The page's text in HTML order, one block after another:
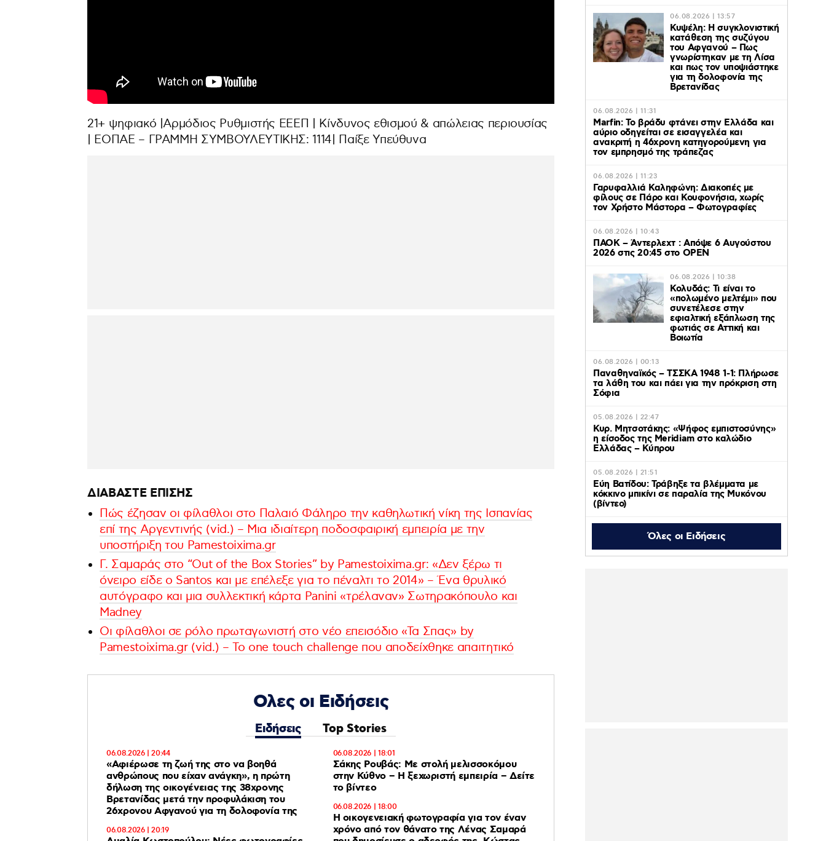
21+ ψηφιακό |Αρμόδιος Ρυθμιστής ΕΕΕΠ | Κίνδυνος εθισμού & απώλειας περιουσίας
| ΕΟΠΑΕ – ΓΡΑΜΜΗ ΣΥΜΒΟΥΛΕΥΤΙΚΗΣ: 1114| Παίξε Υπεύθυνα
ΔΙΑΒΑΣΤΕ ΕΠΙΣΗΣ
Πώς έζησαν οι φίλαθλοι στο Παλαιό Φάληρο την καθηλωτική νίκη της Ισπανίας
επί της Αργεντινής (vid.) – Μια ιδιαίτερη ποδοσφαιρική εμπειρία με την
υποστήριξη του Pamestoixima.gr
Γ. Σαμαράς στο “Out of the Box Stories” by Pamestoixima.gr: «Δεν ξέρω τι
όνειρο είδε ο Santos και με επέλεξε για το πέναλτι το 2014» – Ένα θρυλικό
αυτόγραφο και μια συλλεκτική κάρτα Panini «τρέλαναν» Σωτηρακόπουλο και
Madney
Οι φίλαθλοι σε ρόλο πρωταγωνιστή στο νέο επεισόδιο «Τα Σπας» by
Pamestoixima.gr (vid.) – Το one touch challenge που αποδείχθηκε απαιτητικό
Ολες οι Ειδήσεις
Ειδήσεις Top Stories
06.08.2026 | 20:44
«Αφιέρωσε τη ζωή της στο να βοηθά
ανθρώπους που είχαν ανάγκη», η πρώτη
δήλωση της οικογένειας της 38χρονης
Βρετανίδας μετά την προφυλάκιση του
26χρονου Αφγανού για τη δολοφονία της
06.08.2026 | 20:19
06.08.2026 | 18:01
Σάκης Ρουβάς: Με στολή μελισσοκόμου
στην Κύθνο – Η ξεχωριστή εμπειρία – Δείτε
το βίντεο
06.08.2026 | 18:00
Η οικογενειακή φωτογραφία για τον έναν
χρόνο από τον θάνατο της Λένας Σαμαρά
06.08.2026 | 13:57
Κυψέλη: Η συγκλονιστική
κατάθεση της συζύγου
του Αφγανού – Πως
γνωρίστηκαν με τη Λίσα
και πως τον υποψιάστηκε
για τη δολοφονία της
Βρετανίδας
06.08.2026 | 11:31
Marfin: Το βράδυ φτάνει στην Ελλάδα και
αύριο οδηγείται σε εισαγγελέα και
ανακριτή η 46χρονη κατηγορούμενη για
τον εμπρησμό της τράπεζας
06.08.2026 | 11:23
Γαρυφαλλιά Καληφώνη: Διακοπές με
φίλους σε Πάρο και Κουφονήσια, χωρίς
τον Χρήστο Μάστορα – Φωτογραφίες
06.08.2026 | 10:43
ΠΑΟΚ – Άντερλεχτ : Απόψε 6 Αυγούστου
2026 στις 20:45 στο ΟΡΕΝ
06.08.2026 | 10:38
Κολυδάς: Τι είναι το
«πολωμένο μελτέμι» που
συνετέλεσε στην
εφιαλτική εξάπλωση της
φωτιάς σε Αττική και
Βοιωτία
06.08.2026 | 00:13
Παναθηναϊκός – ΤΣΣΚΑ 1948 1-1: Πλήρωσε
τα λάθη του και πάει για την πρόκριση στη
Σόφια
05.08.2026 | 22:47
Κυρ. Μητσοτάκης: «Ψήφος εμπιστοσύνης»
η είσοδος της Meridiam στο καλώδιο
Ελλάδας – Κύπρου
05.08.2026 | 21:51
Εύη Βατίδου: Τράβηξε τα βλέμματα με
κόκκινο μπικίνι σε παραλία της Μυκόνου
(βίντεο)
Όλες οι Ειδήσεις